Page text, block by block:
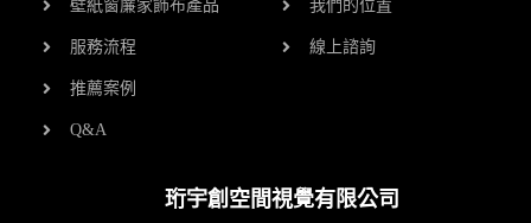
壁紙窗簾家飾布產品
服務流程
推薦案例
Q&A
我們的位置
線上諮詢
珩宇創空間視覺有限公司